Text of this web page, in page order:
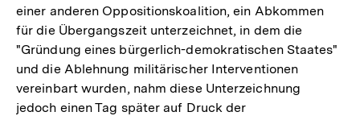
einer anderen Oppositionskoalition, ein Abkommen
für die Übergangszeit unterzeichnet, in dem die
"Gründung eines bürgerlich-demokratischen Staates"
und die Ablehnung militärischer Interventionen
vereinbart wurden, nahm diese Unterzeichnung
jedoch einen Tag später auf Druck der